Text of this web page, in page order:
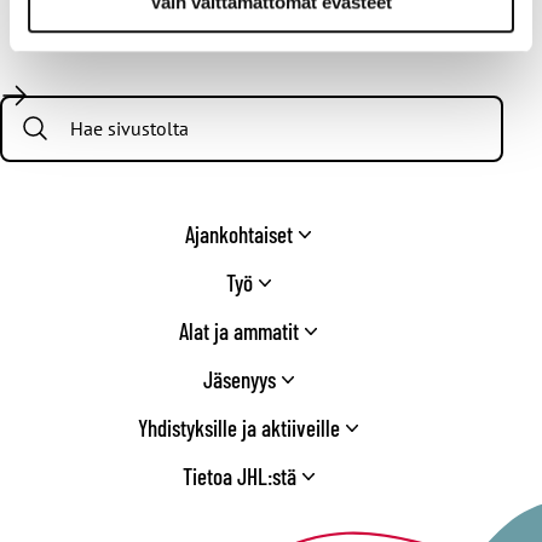
Seuraa meitä
/
Twitter
Search:
Ajankohtaiset
Työ
Alat ja ammatit
Jäsenyys
Yhdistyksille ja aktiiveille
Tietoa JHL:stä